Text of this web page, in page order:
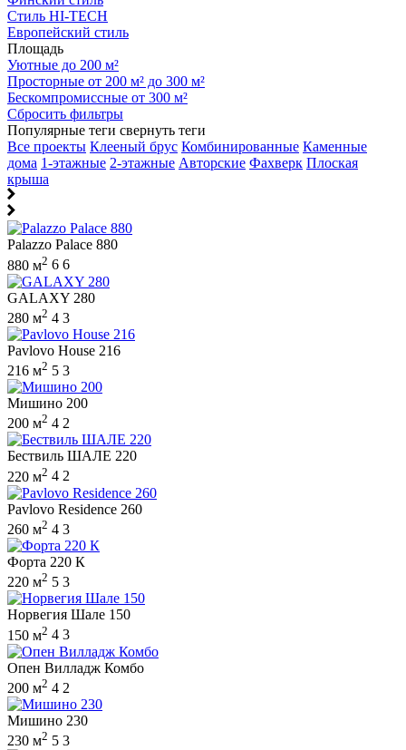
Стиль HI-TECH
Европейский стиль
Площадь
Уютные до 200 м²
Просторные от 200 м² до 300 м²
Бескомпромиссные от 300 м²
Сбросить фильтры
Популярные теги свернуть теги
Все проекты Клееный брус Комбинированные Каменные
дома 1-этажные 2-этажные Авторские Фахверк Плоская
крыша
Palazzo Palace 880
880 м2 6 6
GALAXY 280
280 м2 4 3
Pavlovo House 216
216 м2 5 3
Мишино 200
200 м2 4 2
Бествиль ШАЛЕ 220
220 м2 4 2
Pavlovo Residence 260
260 м2 4 3
Форта 220 К
220 м2 5 3
Норвегия Шале 150
150 м2 4 3
Опен Вилладж Комбо
200 м2 4 2
Мишино 230
230 м2 5 3